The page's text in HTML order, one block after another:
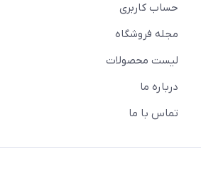
حساب کاربری
مجله فروشگاه
لیست محصولات
درباره ما
تماس با ما